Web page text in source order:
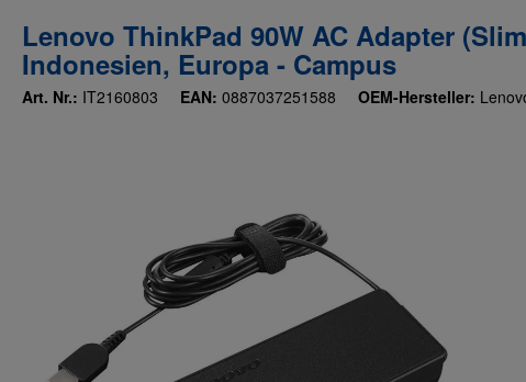
Lenovo ThinkPad 90W AC Adapter
Indonesien, Europa - Campus
Art. Nr.: IT2160803 EAN: 0887037251588 OEM-Hersteller: